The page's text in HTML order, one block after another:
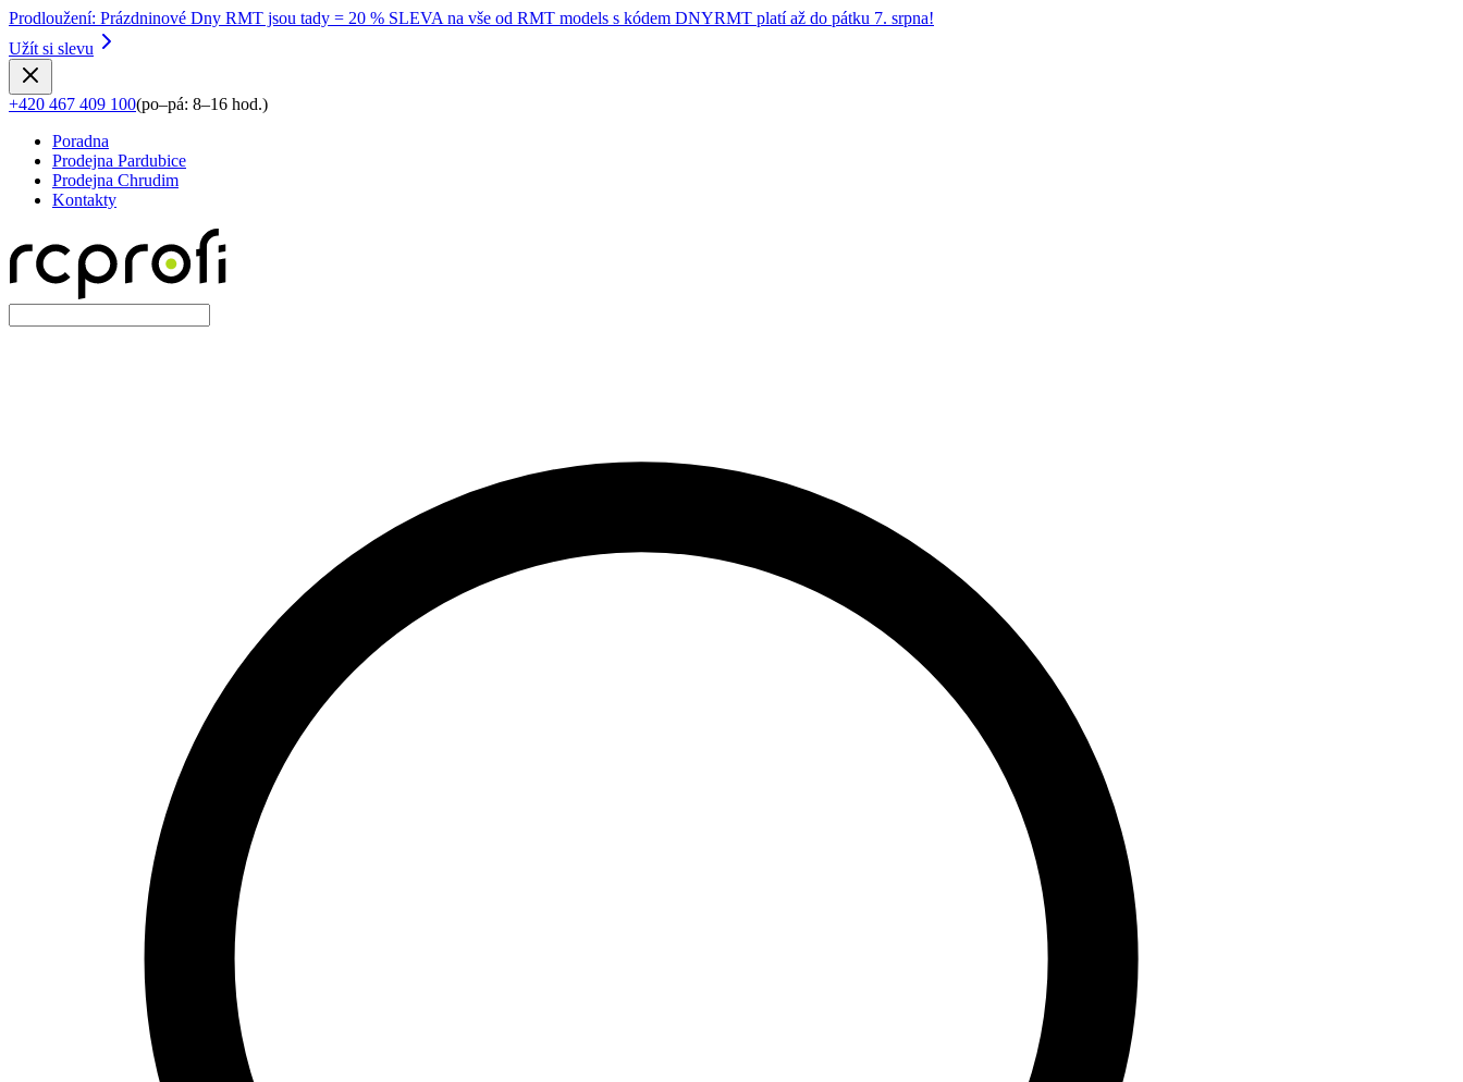
Prodloužení: Prázdninové Dny RMT jsou tady = 20 % SLEVA na vše od RMT models s kódem DNYRMT platí až do pátku 7. srpna!
Užít si slevu
+420 467 409 100(po–pá: 8–16 hod.)
Poradna
Prodejna Pardubice
Prodejna Chrudim
Kontakty